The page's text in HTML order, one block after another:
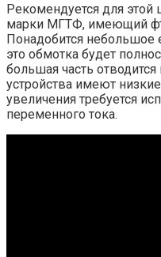
Рекомендуется для этой
марки МГТФ, имеющий
Понадобится небольшое
это обмотка будет
большая часть
устройства имеют
увеличения требуется
переменного тока.